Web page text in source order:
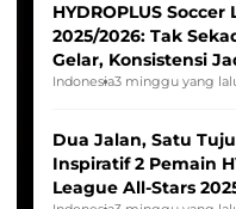
HYDROPLUS
2025/2026: Tak
Gelar, Konsistensi
Indonesia3 minggu yang
Dua Jalan, Satu
Inspiratif 2 Pemain
League All-Stars